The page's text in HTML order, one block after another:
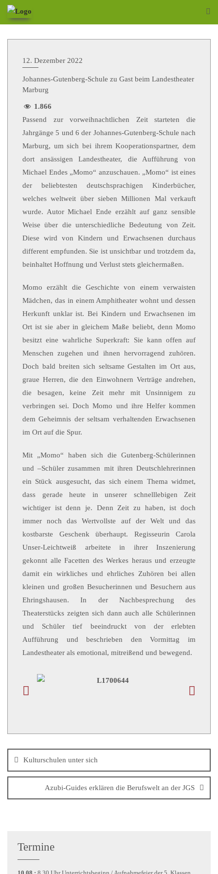
12. Dezember 2022
Johannes-Gutenberg-Schule zu Gast beim Landestheater
Marburg
1.866
Passend zur vorweihnachtlichen Zeit starteten die
Jahrgänge 5 und 6 der Johannes-Gutenberg-Schule nach
Marburg, um sich bei ihrem Kooperationspartner, dem
dort ansässigen Landestheater, die Aufführung von
Michael Endes „Momo“ anzuschauen. „Momo“ ist eines
der beliebtesten deutschsprachigen Kinderbücher,
welches weltweit über sieben Millionen Mal verkauft
wurde. Autor Michael Ende erzählt auf ganz sensible
Weise über die unterschiedliche Bedeutung von Zeit.
Diese wird von Kindern und Erwachsenen durchaus
different empfunden. Sie ist unsichtbar und trotzdem da,
beinhaltet Hoffnung und Verlust stets gleichermaßen.
Momo erzählt die Geschichte von einem verwaisten
Mädchen, das in einem Amphitheater wohnt und dessen
Herkunft unklar ist. Bei Kindern und Erwachsenen im
Ort ist sie aber in gleichem Maße beliebt, denn Momo
besitzt eine wahrliche Superkraft: Sie kann offen auf
Menschen zugehen und ihnen hervorragend zuhören.
Doch bald breiten sich seltsame Gestalten im Ort aus,
graue Herren, die den Einwohnern Verträge andrehen,
die besagen, keine Zeit mehr mit Unsinnigem zu
verbringen sei. Doch Momo und ihre Helfer kommen
dem Geheimnis der seltsam verhaltenden Erwachsenen
im Ort auf die Spur.
Mit „Momo“ haben sich die Gutenberg-Schülerinnen
und –Schüler zusammen mit ihren Deutschlehrerinnen
ein Stück ausgesucht, das sich einem Thema widmet,
dass gerade heute in unserer schnelllebigen Zeit
wichtiger ist denn je. Denn Zeit zu haben, ist doch
immer noch das Wertvollste auf der Welt und das
kostbarste Geschenk überhaupt. Regisseurin Carola
Unser-Leichtweiß arbeitete in ihrer Inszenierung
gekonnt alle Facetten des Werkes heraus und erzeugte
damit ein wirkliches und ehrliches Zuhören bei allen
kleinen und großen Besucherinnen und Besuchern aus
Ehringshausen. In der Nachbesprechung des
Theaterstücks zeigten sich dann auch alle Schülerinnen
und Schüler tief beeindruckt von der erlebten
Aufführung und beschrieben den Vormittag im
Landestheater als emotional, mitreißend und bewegend.
Kulturschulen unter sich
Azubi-Guides erklären die Berufswelt an der JGS
Termine